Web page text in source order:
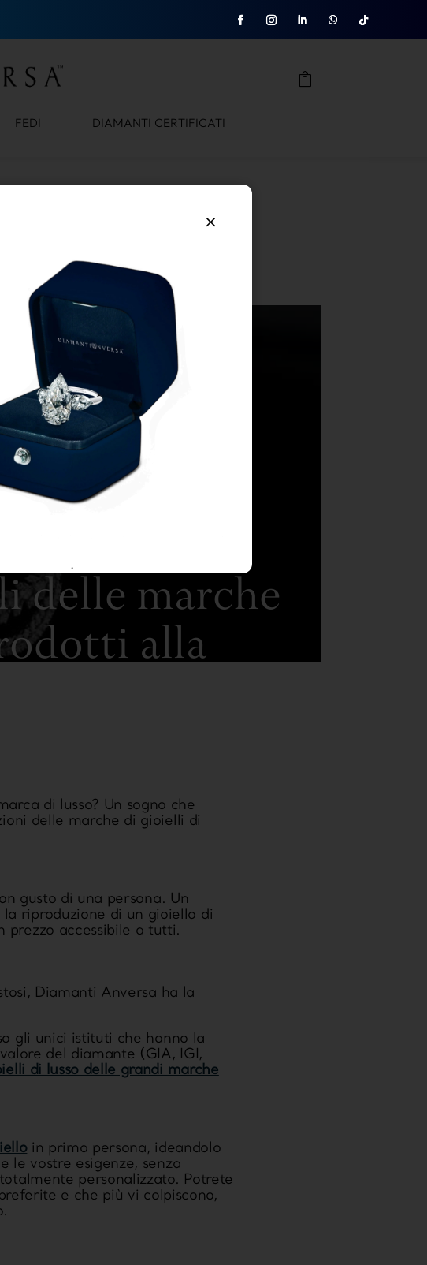
FEDI DIAMANTI CERTIFICATI
delle marche
alla
di lusso? Un sogno che
delle marche di gioielli di
gusto di una persona. Un
riproduzione di un gioiello di
prezzo accessibile a tutti.
Diamanti Anversa ha la
gli unici istituti che hanno la
del diamante (GIA, IGI,
di lusso delle grandi marche
in prima persona, ideandolo
le vostre esigenze, senza
personalizzato. Potrete
e che più vi colpiscono,
×
.